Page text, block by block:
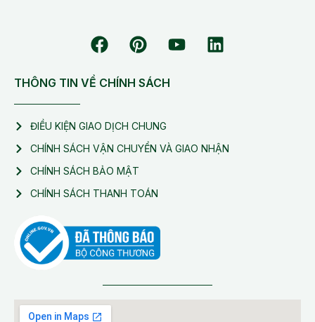
THÔNG TIN VỀ CHÍNH SÁCH
ĐIỀU KIỆN GIAO DỊCH CHUNG
CHÍNH SÁCH VẬN CHUYỂN VÀ GIAO NHẬN
CHÍNH SÁCH BẢO MẬT
CHÍNH SÁCH THANH TOÁN